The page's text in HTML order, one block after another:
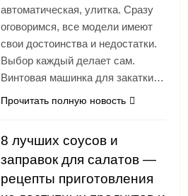
автоматическая, улитка. Сразу
оговоримся, все модели имеют
свои достоинства и недостатки.
Выбор каждый делает сам.
Винтовая машинка для закатки…
Прочитать полную новость
8 лучших соусов и
заправок для салатов —
рецепты приготовления